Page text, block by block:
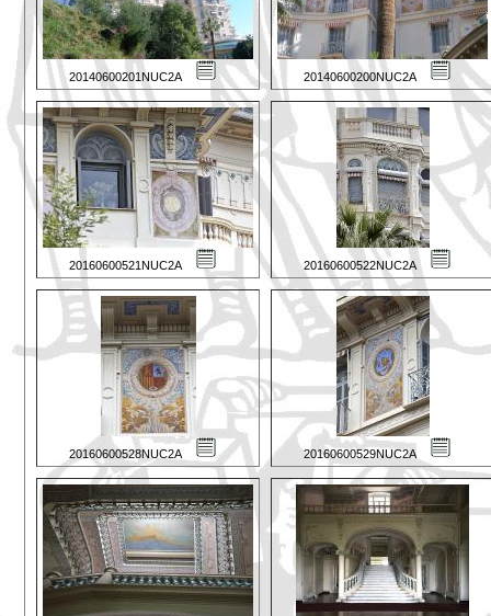
20140600201NUC2A 20140600200NUC2A
20160600521NUC2A 20160600522NUC2A
20160600528NUC2A 20160600529NUC2A